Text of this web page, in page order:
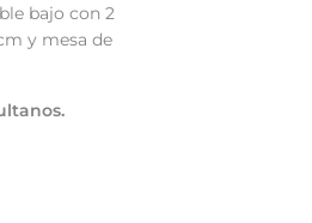
bajo con 2
y mesa de